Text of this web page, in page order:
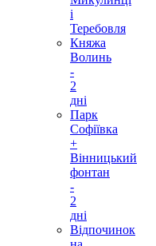
і
Теребовля
Княжа
Волинь
-
2
дні
Парк
Софіївка
+
Вінницький
фонтан
-
2
дні
Відпочинок